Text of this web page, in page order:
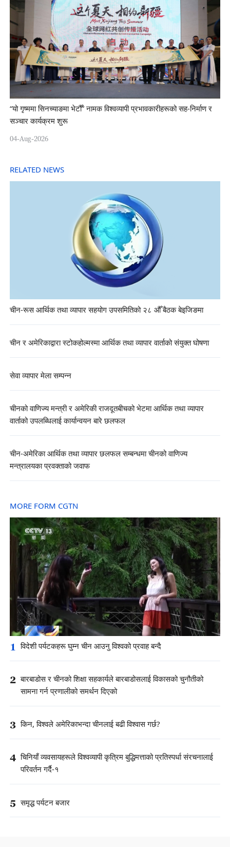
“यो गृष्ममा सिनच्याङमा भेटौँ” नामक विश्वव्यापी प्रभावकारीहरूको सह-निर्माण र
सञ्चार कार्यक्रम शुरू
04-Aug-2026
RELATED NEWS
चीन-रूस आर्थिक तथा व्यापार सहयोग उपसमितिको २८ औँ बैठक बेइजिङमा
चीन र अमेरिकाद्वारा स्टोकहोल्मस्मा आर्थिक तथा व्यापार वार्ताको संयुक्त घोषणा
सेवा व्यापार मेला सम्पन्न
चीनको वाणिज्य मन्त्री र अमेरिकी राजदूतबीचको भेटमा आर्थिक तथा व्यापार
वार्ताको उपलब्धिलाई कार्यान्वयन बारे छलफल
चीन-अमेरिका आर्थिक तथा व्यापार छलफल सम्बन्धमा चीनको वाणिज्य
मन्त्रालयका प्रवक्ताको जवाफ
MORE FORM CGTN
1 विदेशी पर्यटकहरू घुम्न चीन आउनु विश्वको प्रवाह बन्दै
2 बारबाडोस र चीनको शिक्षा सहकार्यले बारबाडोसलाई विकासको चुनौतीको
सामना गर्न प्रणालीको समर्थन दिएको
3 किन, विश्वले अमेरिकाभन्दा चीनलाई बढी विश्वास गर्छ?
4 चिनियाँ व्यवसायहरूले विश्वव्यापी कृत्रिम बुद्धिमत्ताको प्रतिस्पर्धा संरचनालाई
परिवर्तन गर्दै-१
5 समृद्ध पर्यटन बजार